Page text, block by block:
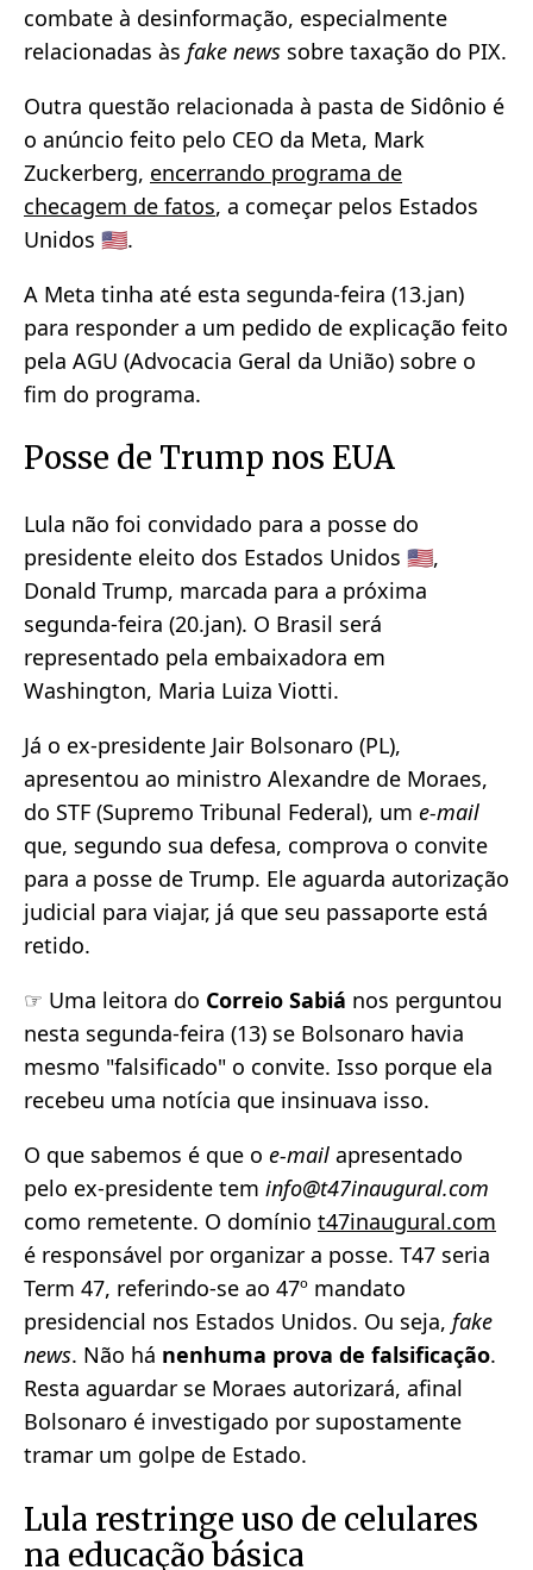
combate à desinformação, especialmente
relacionadas às fake news sobre taxação do PIX.
Outra questão relacionada à pasta de Sidônio é
o anúncio feito pelo CEO da Meta, Mark
Zuckerberg, encerrando programa de
checagem de fatos, a começar pelos Estados
Unidos 🇺🇸.
A Meta tinha até esta segunda-feira (13.jan)
para responder a um pedido de explicação feito
pela AGU (Advocacia Geral da União) sobre o
fim do programa.
Posse de Trump nos EUA
Lula não foi convidado para a posse do
presidente eleito dos Estados Unidos 🇺🇸,
Donald Trump, marcada para a próxima
segunda-feira (20.jan). O Brasil será
representado pela embaixadora em
Washington, Maria Luiza Viotti.
Já o ex-presidente Jair Bolsonaro (PL),
apresentou ao ministro Alexandre de Moraes,
do STF (Supremo Tribunal Federal), um e-mail
que, segundo sua defesa, comprova o convite
para a posse de Trump. Ele aguarda autorização
judicial para viajar, já que seu passaporte está
retido.
☞ Uma leitora do Correio Sabiá nos perguntou
nesta segunda-feira (13) se Bolsonaro havia
mesmo "falsificado" o convite. Isso porque ela
recebeu uma notícia que insinuava isso.
O que sabemos é que o e-mail apresentado
pelo ex-presidente tem info@t47inaugural.com
como remetente. O domínio t47inaugural.com
é responsável por organizar a posse. T47 seria
Term 47, referindo-se ao 47º mandato
presidencial nos Estados Unidos. Ou seja, fake
news. Não há nenhuma prova de falsificação.
Resta aguardar se Moraes autorizará, afinal
Bolsonaro é investigado por supostamente
tramar um golpe de Estado.
Lula restringe uso de celulares
na educação básica